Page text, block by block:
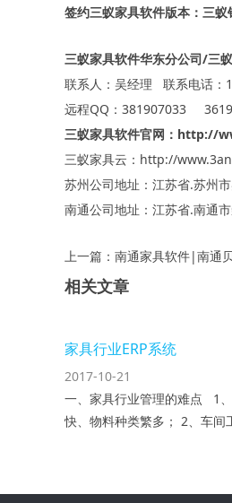
签约三蚁家具软件版本：三
三蚁家具软件华东分公司/三
联系人：吴经理 联系电话
远程QQ：381907033
三蚁家具软件官网： http://
三蚁家具云：http://
苏州公司地址：江苏省.苏州
南通公司地址：江苏省.南通
上一篇：南通家具软件|南通
相关文章
家具行业ERP系统
2017-10-21
一、家具行业管理的难点 1
快、物料种类繁多； 2、车